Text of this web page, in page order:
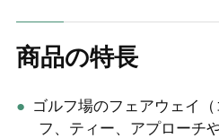
商品の特長
ゴルフ場のフェアウェイ
フ、ティー、アプローチ